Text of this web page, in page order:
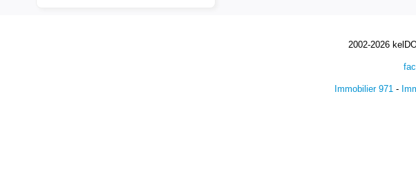
2002-2026
Immobilier 971 -